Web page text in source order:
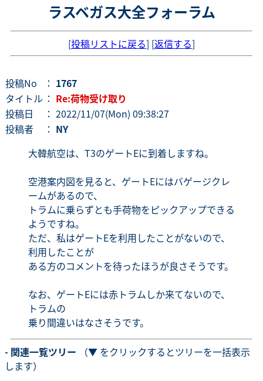
ラスベガス大全フォーラム
[投稿リストに戻る] [返信する]
投稿No ： 1767
タイトル ： Re:荷物受け取り
投稿日
： 2022/11/07(Mon) 09:38:27
投稿者
： NY
大韓航空は、T3のゲートEに到着しますね。
空港案内図を見ると、ゲートEにはバゲージクレ
ームがあるので、
トラムに乗らずとも手荷物をピックアップできる
ようですね。
ただ、私はゲートEを利用したことがないので、
利用したことが
ある方のコメントを待ったほうが良さそうです。
なお、ゲートEには赤トラムしか来てないので、
トラムの
乗り間違いはなさそうです。
- 関連一覧ツリー （▼ をクリックするとツリーを一括表示
します）